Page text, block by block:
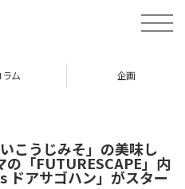
toggle
ラム 企画
こうじみそ」の美味し
「FUTURESCAPE」内
ドアサゴハン」がスター